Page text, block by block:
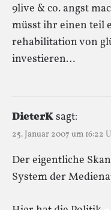
9live & co. angst
müsst ihr einen teil
rehabilitation von
investieren…
DieterKsagt:
25. Januar 2007 um 16:22
Der eigentliche
System der